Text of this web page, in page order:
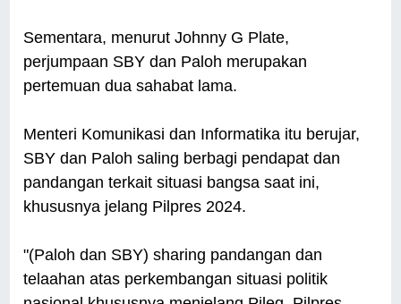
Sementara, menurut Johnny G Plate,
perjumpaan SBY dan Paloh merupakan
pertemuan dua sahabat lama.
Menteri Komunikasi dan Informatika itu berujar,
SBY dan Paloh saling berbagi pendapat dan
pandangan terkait situasi bangsa saat ini,
khususnya jelang Pilpres 2024.
"(Paloh dan SBY) sharing pandangan dan
telaahan atas perkembangan situasi politik